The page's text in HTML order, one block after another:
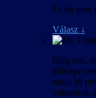
És ha
Válasz ↓
Elég sok,
nincs fő
valamivel,